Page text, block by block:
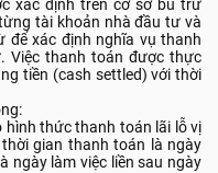
xác định trên cơ sở bù trừ
tài khoản nhà đầu tư và
để xác định nghĩa vụ thanh
Việc thanh toán được thực
tiền (cash settled) với thời
hình thức thanh toán lãi lỗ vị
gian thanh toán là ngày
ngày làm việc liền sau ngày